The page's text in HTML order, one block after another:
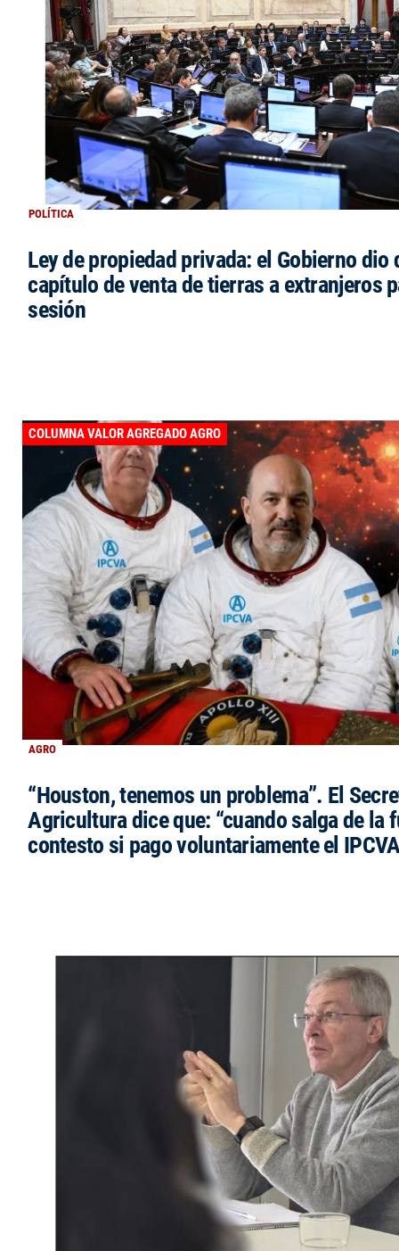
POLÍTICA
Ley de propiedad privada: el Gobierno dio
capítulo de venta de tierras a extranjeros
sesión
AGRO
COLUMNA VALOR AGREGADO AGRO
“Houston, tenemos un problema”. El
Agricultura dice que: “cuando salga de la
contesto si pago voluntariamente el